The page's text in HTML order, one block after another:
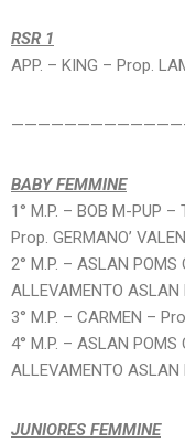
RSR 1
APP. – KING – Prop.
BABY FEMMINE
1° M.P. – BOB M-PUP –
Prop. GERMANO’
2° M.P. – ASLAN POMS
ALLEVAMENTO ASLAN
3° M.P. – CARMEN –
4° M.P. – ASLAN POMS
ALLEVAMENTO ASLAN
JUNIORES FEMMINE